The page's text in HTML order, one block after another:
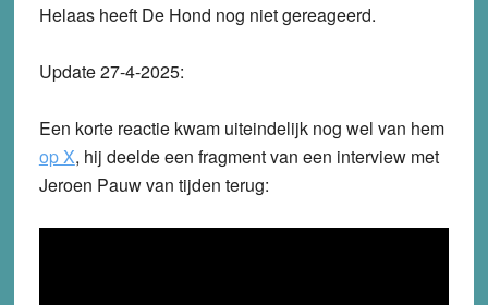
Helaas heeft De Hond nog niet gereageerd.
Update 27-4-2025:
Een korte reactie kwam uiteindelijk nog wel van hem
op X, hij deelde een fragment van een interview met
Jeroen Pauw van tijden terug: